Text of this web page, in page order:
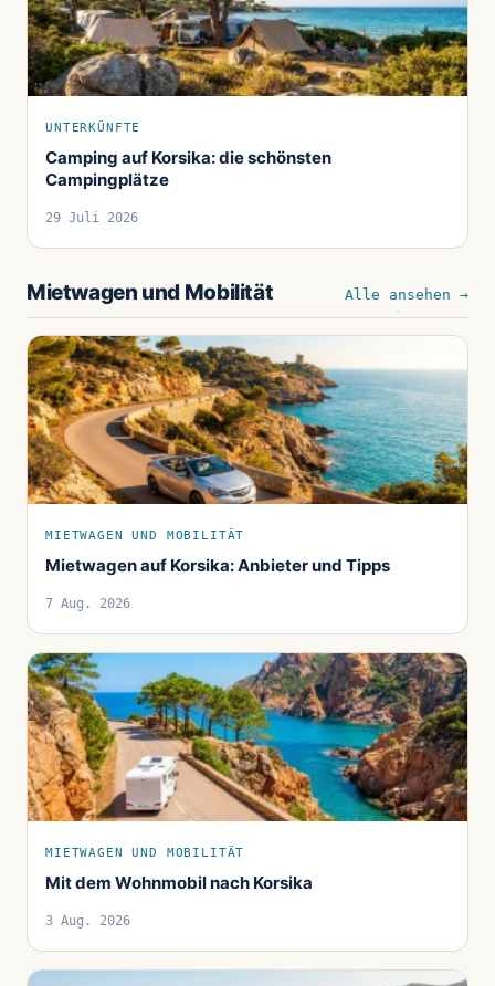
UNTERKÜNFTE
Camping auf Korsika: die schönsten
Campingplätze
29 Juli 2026
Mietwagen und Mobilität Alle ansehen →
MIETWAGEN UND MOBILITÄT
Mietwagen auf Korsika: Anbieter und Tipps
7 Aug. 2026
MIETWAGEN UND MOBILITÄT
Mit dem Wohnmobil nach Korsika
3 Aug. 2026